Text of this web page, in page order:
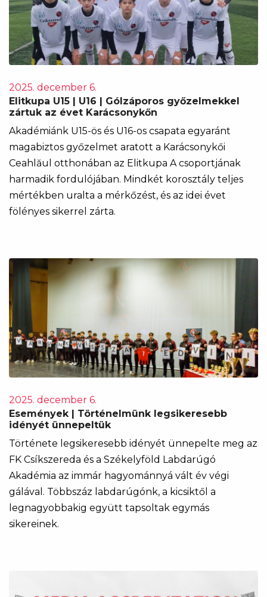
2025. december 6.
Elitkupa U15 | U16 | Gólzáporos győzelmekkel
zártuk az évet Karácsonykőn
Akadémiánk U15-ös és U16-os csapata egyaránt
magabiztos győzelmet aratott a Karácsonykői
Ceahlăul otthonában az Elitkupa A csoportjának
harmadik fordulójában. Mindkét korosztály teljes
mértékben uralta a mérkőzést, és az idei évet
fölényes sikerrel zárta.
2025. december 6.
Események | Történelmünk legsikeresebb
idényét ünnepeltük
Története legsikeresebb idényét ünnepelte meg az
FK Csíkszereda és a Székelyföld Labdarúgó
Akadémia az immár hagyománnyá vált év végi
gálával. Többszáz labdarúgónk, a kicsiktől a
legnagyobbakig együtt tapsoltak egymás
sikereinek.